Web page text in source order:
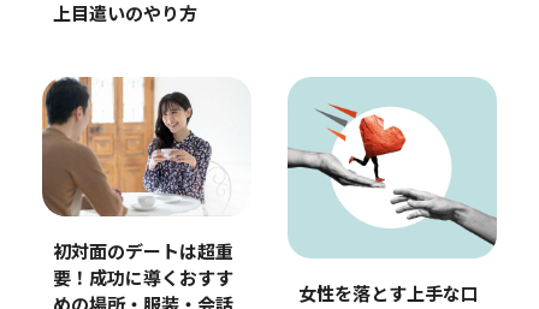
上目遣いのやり方
初対面のデートは超重
要！成功に導くおすす
女性を落とす上手な口